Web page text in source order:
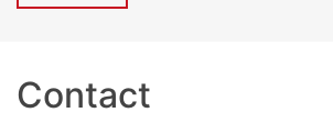
Contact